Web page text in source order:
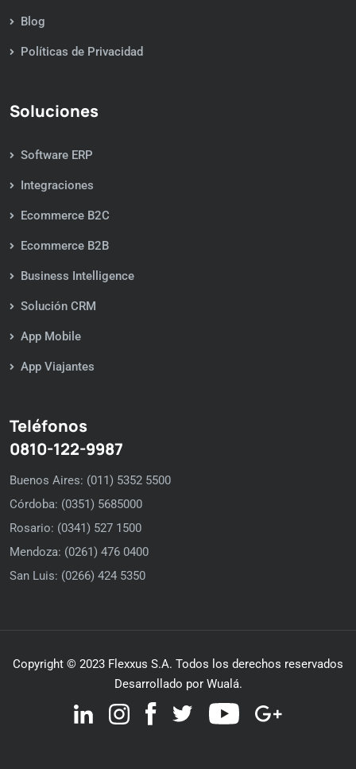
Blog
Políticas de Privacidad
Soluciones
Software ERP
Integraciones
Ecommerce B2C
Ecommerce B2B
Business Intelligence
Solución CRM
App Mobile
App Viajantes
Teléfonos
0810-122-9987
Buenos Aires: (011) 5352 5500
Córdoba: (0351) 5685000
Rosario: (0341) 527 1500
Mendoza: (0261) 476 0400
San Luis: (0266) 424 5350
Copyright © 2023 Flexxus S.A. Todos los derechos reservados
Desarrollado por Wualá.